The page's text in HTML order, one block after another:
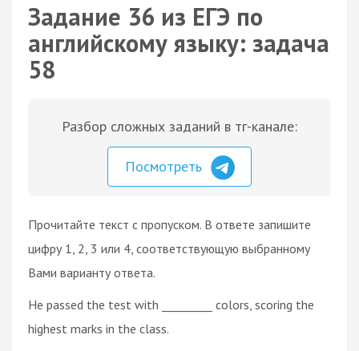
Задание 36 из ЕГЭ по
английскому языку: задача
58
Разбор сложных заданий в тг-канале:
Посмотреть
Прочитайте текст с пропуском. В ответе запишите
цифру 1, 2, 3 или 4, соответствующую выбранному
Вами варианту ответа.
He passed the test with _________ colors, scoring the
highest marks in the class.